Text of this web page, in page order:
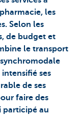
les
Selon les
de budget et
le transport
ses
de ses
faire des
participé au